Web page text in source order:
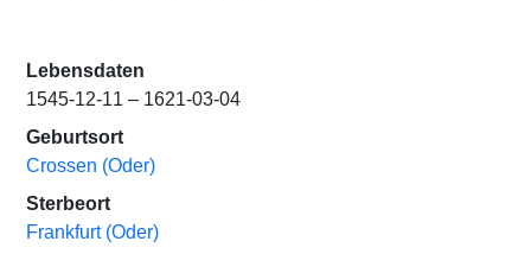
Lebensdaten
1545-12-11 – 1621-03-04
Geburtsort
Crossen (Oder)
Sterbeort
Frankfurt (Oder)